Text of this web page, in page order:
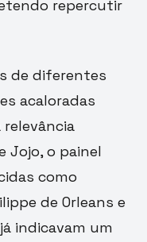
repercutir
de diferentes
acaloradas
Jojo, o painel
como
de Orleans e
indicavam um